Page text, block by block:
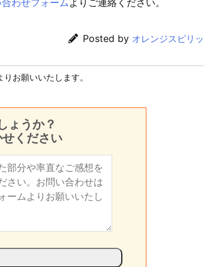
わせフォームよりご連絡ください。
Posted by オレンジスピリ
りお願いいたします。
ょうか？
ください